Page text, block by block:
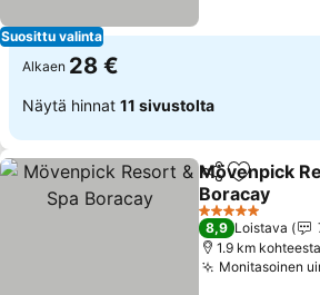
Suosittu valinta
Alkaen 28 €
Näytä hinnat 11 sivustolta
Jaa Lisää
Mövenpick
Boracay
5 Tähtiluokitus
8,9 Loistava
1.9 km
Monitasoinen